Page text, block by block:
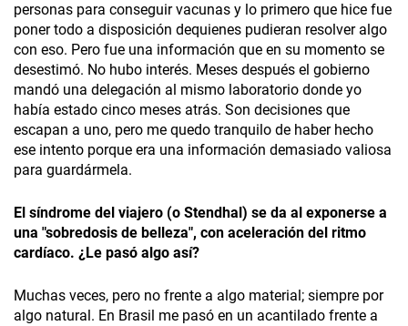
personas para conseguir vacunas y lo primero que hice fue
poner todo a disposición dequienes pudieran resolver algo
con eso. Pero fue una información que en su momento se
desestimó. No hubo interés. Meses después el gobierno
mandó una delegación al mismo laboratorio donde yo
había estado cinco meses atrás. Son decisiones que
escapan a uno, pero me quedo tranquilo de haber hecho
ese intento porque era una información demasiado valiosa
para guardármela.
El síndrome del viajero (o Stendhal) se da al exponerse a
una "sobredosis de belleza", con aceleración del ritmo
cardíaco. ¿Le pasó algo así?
Muchas veces, pero no frente a algo material; siempre por
algo natural. En Brasil me pasó en un acantilado frente a